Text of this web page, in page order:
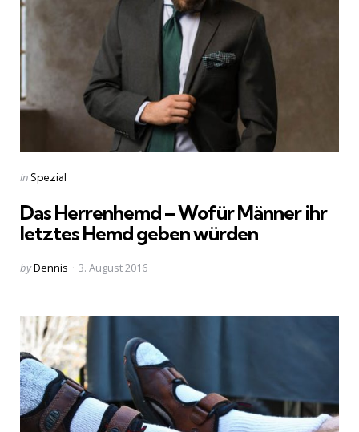
Categories
Posted
inSpezial
Das Herrenhemd – Wofür Männer ihr
letztes Hemd geben würden
Posted
byDennis 3. August 2016